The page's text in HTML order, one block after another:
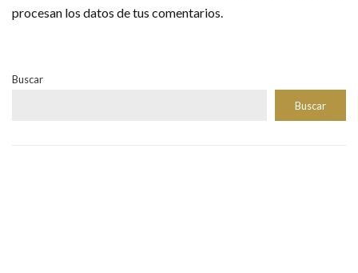
procesan los datos de tus comentarios.
Buscar
Buscar